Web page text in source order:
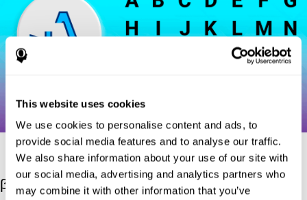
This website uses cookies
We use cookies to personalise content and ads, to
provide social media features and to analyse our traffic.
We also share information about your use of our site with
our social media, advertising and analytics partners who
may combine it with other information that you’ve
βιβλιογραφικές αναφορές